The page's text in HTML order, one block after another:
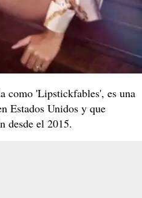
como 'Lipstickfables', es una
Estados Unidos y que
desde el 2015.